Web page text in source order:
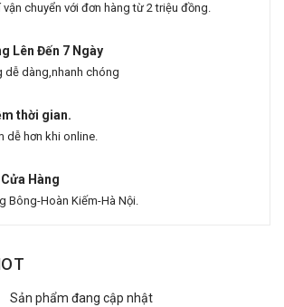
vận chuyển với đơn hàng từ 2 triệu đồng.
Lên Đến 7 Ngày
dễ dàng,nhanh chóng
thời gian.
dễ hơn khi online.
Hàng
Bông-Hoàn Kiếm-Hà Nội.
Sản phẩm đang cập nhật